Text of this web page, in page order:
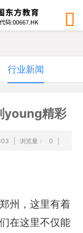

行业新闻
young精彩
浏览量： 0
州，这里有着
在这里不仅能